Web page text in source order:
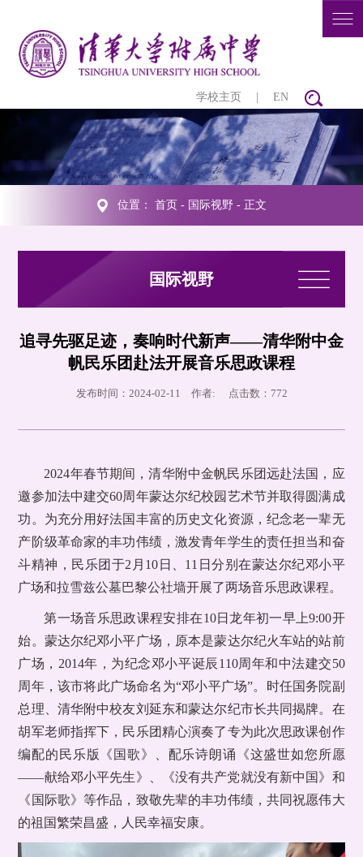
学校主页 EN
位置： 首页- 国际视野 - 正文
国际视野
追寻先驱足迹，奏响时代新声——清华附中金
帆民乐团赴法开展音乐思政课程
发布时间：2024-02-11 作者: 点击数： 772
2024年春节期间，清华附中金帆民乐团远赴法国，应
邀参加法中建交60周年蒙达尔纪校园艺术节并取得圆满成
功。为充分用好法国丰富的历史文化资源，纪念老一辈无
产阶级革命家的丰功伟绩，激发青年学生的责任担当和奋
斗精神，民乐团于2月10日、11日分别在蒙达尔纪邓小平
广场和拉雪兹公墓巴黎公社墙开展了两场音乐思政课程。
第一场音乐思政课程安排在10日龙年初一早上9:00开
始。蒙达尔纪邓小平广场，原本是蒙达尔纪火车站的站前
广场，2014年，为纪念邓小平诞辰110周年和中法建交50
周年，该市将此广场命名为“邓小平广场”。时任国务院副
总理、清华附中校友刘延东和蒙达尔纪市长共同揭牌。在
胡军老师指挥下，民乐团精心演奏了专为此次思政课创作
编配的民乐版《国歌》、配乐诗朗诵《这盛世如您所愿
——献给邓小平先生》、《没有共产党就没有新中国》和
《国际歌》等作品，致敬先辈的丰功伟绩，共同祝愿伟大
的祖国繁荣昌盛，人民幸福安康。